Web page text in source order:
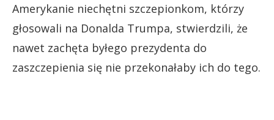
Amerykanie niechętni szczepionkom, którzy
głosowali na Donalda Trumpa, stwierdzili, że
nawet zachęta byłego prezydenta do
zaszczepienia się nie przekonałaby ich do tego.